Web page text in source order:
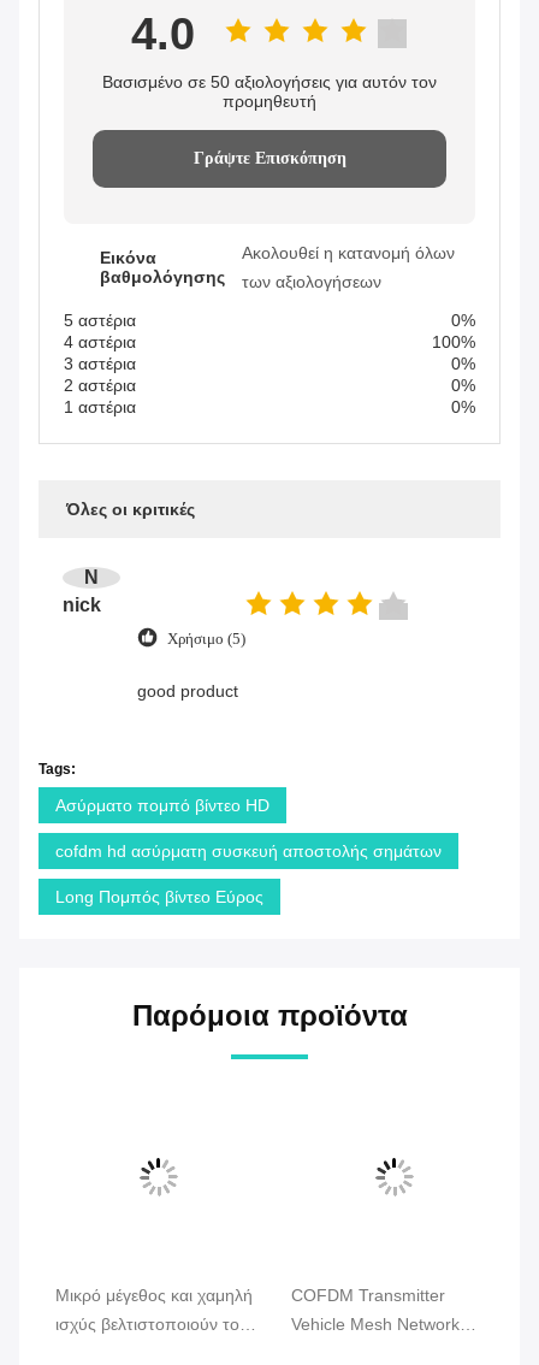
4.0
Βασισμένο σε 50 αξιολογήσεις για αυτόν τον
προμηθευτή
Γράψτε Επισκόπηση
Εικόνα
βαθμολόγησης
Ακολουθεί η κατανομή όλων
των αξιολογήσεων
5 αστέρια
0%
4 αστέρια
100%
3 αστέρια
0%
2 αστέρια
0%
1 αστέρια
0%
Όλες οι κριτικές
N
nick
Χρήσιμο (5)
good product
Tags:
Ασύρματο πομπό βίντεο HD
cofdm hd ασύρματη συσκευή αποστολής σημάτων
Long Πομπός βίντεο Εύρος
Παρόμοια προϊόντα
Μικρό μέγεθος και χαμηλή
ισχύς βελτιστοποιούν το
COFDM Transmitter
Vehicle Mesh Network